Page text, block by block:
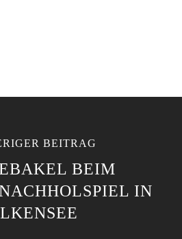
BEITRAG
BEIM
IN